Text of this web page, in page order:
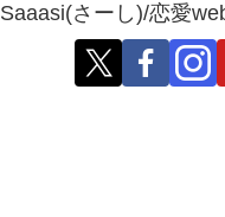
Saaasi(さーし)/恋愛